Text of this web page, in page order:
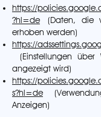
https://
?hl=de(Daten, die
erhoben werden)
https://
(Einstellungen über
angezeigt wird)
https://
s?hl=de
Anzeigen)